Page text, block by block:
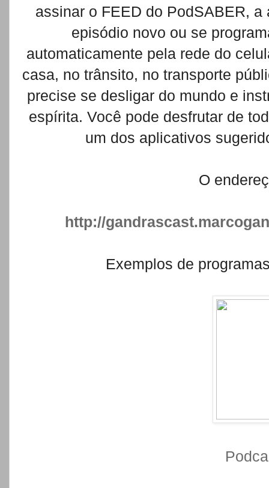
assinar o FEED do PodSABER,
episódio novo ou se
automaticamente pela rede do
casa, no trânsito, no transporte
precise se desligar do mundo e
espírita. Você pode desfrutar de
um dos aplicativos
O
http://
Exemplos de